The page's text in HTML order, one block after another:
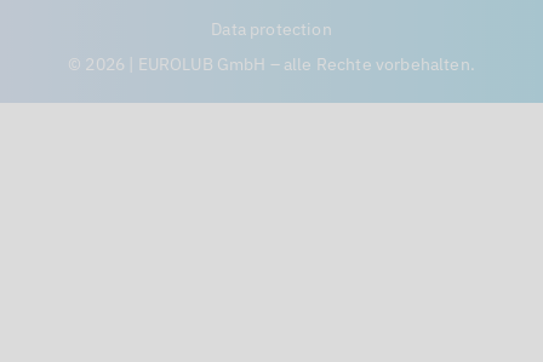
Data protection
© 2026 | EUROLUB GmbH – alle Rechte vorbehalten.